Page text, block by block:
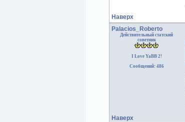
Наверх
Palacios_Roberto
Действительный статский
советник
I Love YaBB 2!
Сообщений: 486
Наверх